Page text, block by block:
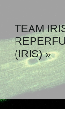
TEAM
(IRIS) »